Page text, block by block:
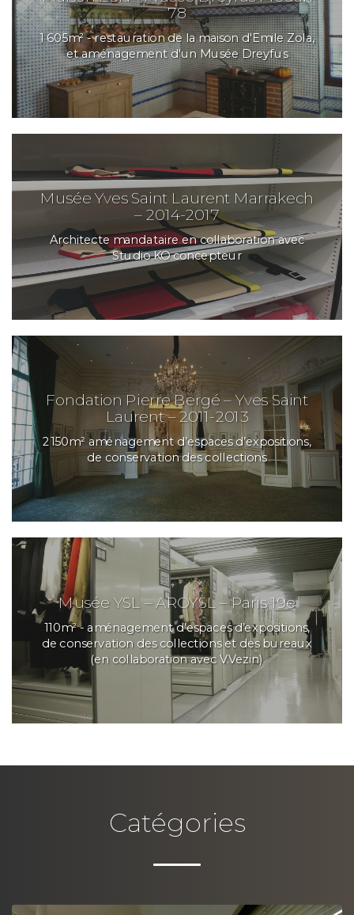
78
1 605m² - restauration de la maison d'Emile Zola,
et aménagement d'un Musée Dreyfus
Musée Yves Saint Laurent Marrakech
– 2014-2017
Architecte mandataire en collaboration avec
Studio KO concepteur
Fondation Pierre Bergé – Yves Saint
Laurent – 2011-2013
2150m² aménagement d’espaces d’expositions,
de conservation des collections
Musée YSL – AROYSL – Paris 19e
110m² - aménagement d’espaces d’expositions,
de conservation des collections et des bureaux
(en collaboration avec V.Vezin)
Catégories